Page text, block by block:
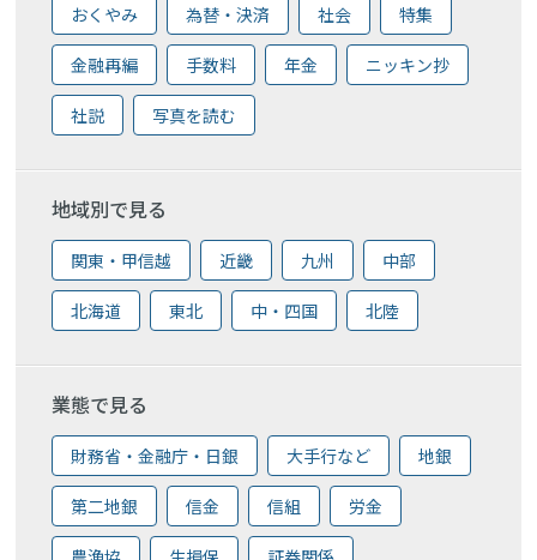
おくやみ 為替・決済 社会 特集
金融再編 手数料 年金 ニッキン抄
社説 写真を読む
地域別で見る
関東・甲信越 近畿 九州 中部
北海道 東北 中・四国 北陸
業態で見る
財務省・金融庁・日銀 大手行など 地銀
第二地銀 信金 信組 労金